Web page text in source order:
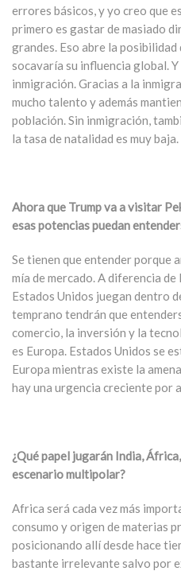
errores básicos, y yo creo que
primero es gastar de masiado
grandes. Eso abre la posibilidad
socavaría su influencia global.
inmigración. Gracias a la
mucho talento y además
población. Sin inmigración,
la tasa de natalidad es muy baja.
Ahora que Trump va a visitar
esas potencias puedan
Se tienen que entender porque
mía de mercado. A diferencia
Estados Unidos juegan dentro
temprano tendrán que
comercio, la inversión y la
es Europa. Estados Unidos se
Europa mientras existe la
hay una urgencia creciente por
¿Qué papel jugarán India,
escenario multipolar?
Africa será cada vez más
consumo y origen de materias
posicionando allí desde hace
bastante irrelevante salvo por